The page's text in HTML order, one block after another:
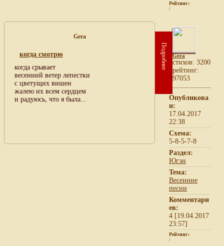
Рейтинг:
/
Gera
когда смотрю
когда срывает
весенний ветер лепестки
с цветущих вишен
жалею их всем сердцем
и радуюсь, что я была...
Подробнее Gera
cтихов: 3200
рейтинг:
97053
Опубликова
н:
17.04.2017
22:38
Схема:
5-8-5-7-8
Раздел:
Югэн
Тема:
Весенние
песни
Комментари
ев:
4 [19.04.2017
23:57]
Рейтинг:
/